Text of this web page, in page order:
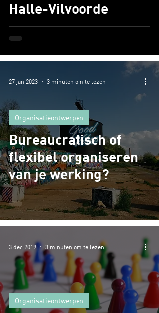
Halle-Vilvoorde
Bureaucratisch of
flexibel organiseren
van je werking?
Organisatieontwerpen
27 jan 2023 3 minuten om te lezen
Organisatieontwerpen
3 dec 2019 3 minuten om te lezen